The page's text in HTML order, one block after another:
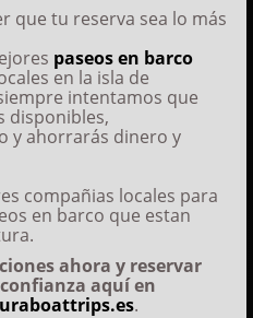
que tu reserva sea lo más
paseos en barco
en la isla de
intentamos que
disponibles,
y ahorrarás dinero y
compañias locales para
en barco que estan
ahora y reservar
aquí en
.